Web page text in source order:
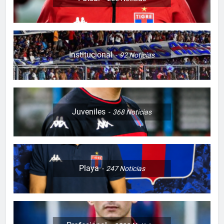
Institucional 92Noticias
Juveniles 368Noticias
Playa 247Noticias